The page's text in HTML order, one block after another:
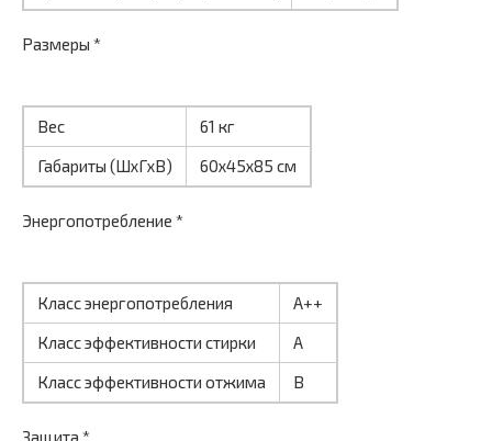
Размеры *
Вес
61 кг
Габариты (ШxГxВ)
60x45x85 см
Энергопотребление *
Класс энергопотребления
A++
Класс эффективности стирки
A
Класс эффективности отжима
B
Защита *